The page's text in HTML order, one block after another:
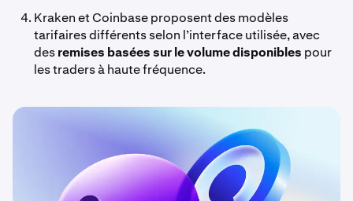
Kraken et Coinbase proposent des modèles
tarifaires différents selon l’interface utilisée, avec
desremises basées sur le volumedisponibles pour
les traders à haute fréquence.